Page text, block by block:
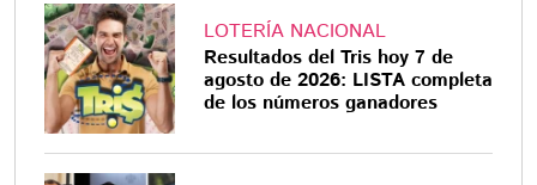
LOTERÍA NACIONAL
Resultados del Tris hoy 7 de
agosto de 2026: LISTA completa
de los números ganadores